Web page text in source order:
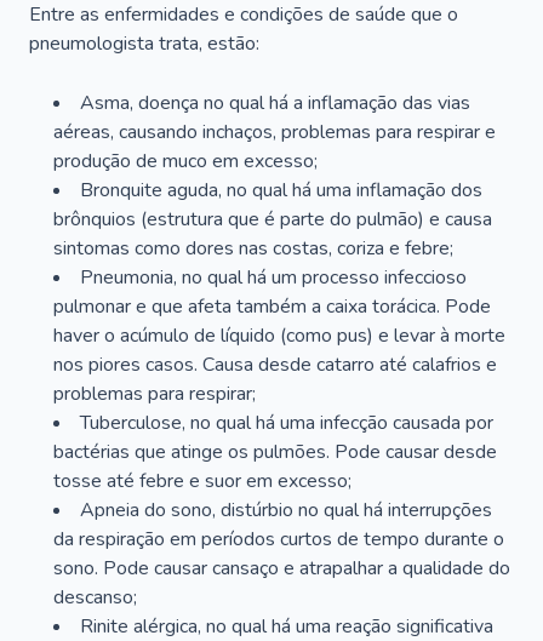
Entre as enfermidades e condições de saúde que o
pneumologista trata, estão:
Asma, doença no qual há a inflamação das vias
aéreas, causando inchaços, problemas para respirar e
produção de muco em excesso;
Bronquite aguda, no qual há uma inflamação dos
brônquios (estrutura que é parte do pulmão) e causa
sintomas como dores nas costas, coriza e febre;
Pneumonia, no qual há um processo infeccioso
pulmonar e que afeta também a caixa torácica. Pode
haver o acúmulo de líquido (como pus) e levar à morte
nos piores casos. Causa desde catarro até calafrios e
problemas para respirar;
Tuberculose, no qual há uma infecção causada por
bactérias que atinge os pulmões. Pode causar desde
tosse até febre e suor em excesso;
Apneia do sono, distúrbio no qual há interrupções
da respiração em períodos curtos de tempo durante o
sono. Pode causar cansaço e atrapalhar a qualidade do
descanso;
Rinite alérgica, no qual há uma reação significativa